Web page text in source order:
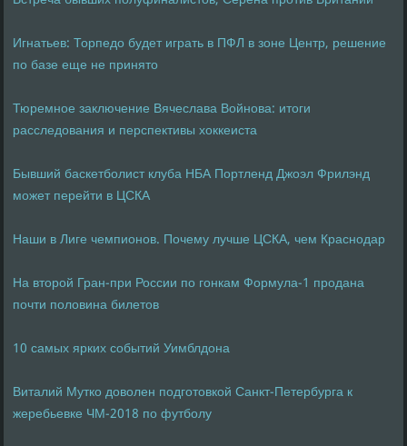
Игнатьев: Торпедо будет играть в ПФЛ в зоне Центр, решение
по базе еще не принято
Тюремное заключение Вячеслава Войнова: итоги
расследования и перспективы хоккеиста
Бывший баскетболист клуба НБА Портленд Джоэл Фрилэнд
может перейти в ЦСКА
Наши в Лиге чемпионов. Почему лучше ЦСКА, чем Краснодар
На второй Гран-при России по гонкам Формула-1 продана
почти половина билетов
10 самых ярких событий Уимблдона
Виталий Мутко доволен подготовкой Санкт-Петербурга к
жеребьевке ЧМ-2018 по футболу